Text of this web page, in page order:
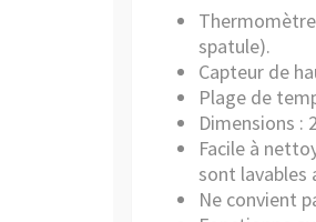
spatule).
Capteur de
Plage de
Dimensions :
Facile à
sont lavables
Ne convient